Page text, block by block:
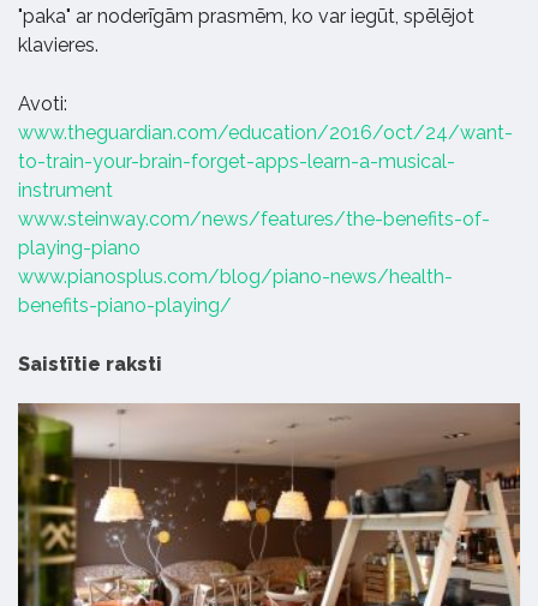
"paka" ar noderīgām prasmēm, ko var iegūt, spēlējot
klavieres.
Avoti:
www.theguardian.com/education/2016/oct/24/want-
to-train-your-brain-forget-apps-learn-a-musical-
instrument
www.steinway.com/news/features/the-benefits-of-
playing-piano
www.pianosplus.com/blog/piano-news/health-
benefits-piano-playing/
Saistītie raksti